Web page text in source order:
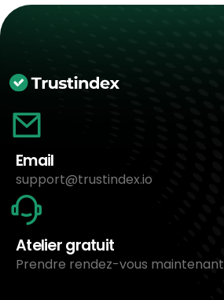
Email
support@trustindex.io
Atelier gratuit
Prendre rendez-vous maintenant